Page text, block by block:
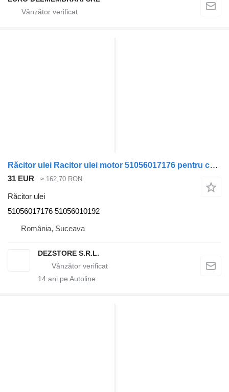
Răcitor ulei Racitor ulei motor 51056017176 pentru cap tractor MAN TGX
31 EUR ≈ 162,70 RON
Răcitor ulei
51056017176 51056010192
România, Suceava
DEZSTORE S.R.L.
14 ani pe Autoline